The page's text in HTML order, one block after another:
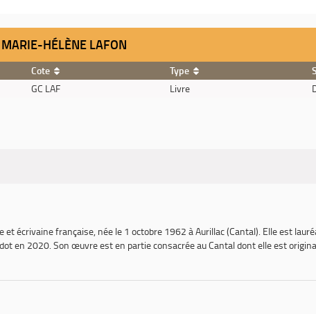
HÉLÈNE LAFON
Cote Type
GC LAF Livre
et écrivaine française, née le 1 octobre 1962 à Aurillac (Cantal). Elle est
en 2020. Son œuvre est en partie consacrée au Cantal dont elle est